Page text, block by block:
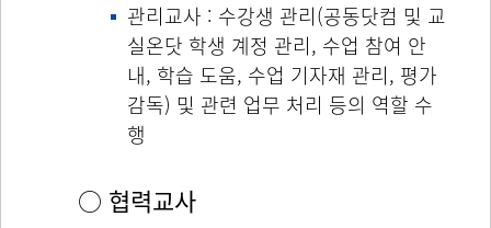
관리교사 : 수강생 관리(공동닷컴 및 교
실온닷 학생 계정 관리, 수업 참여 안
내, 학습 도움, 수업 기자재 관리, 평가
감독) 및 관련 업무 처리 등의 역할 수
행
○ 협력교사